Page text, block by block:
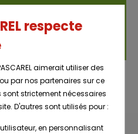
respecte
aimerait utiliser des
par nos partenaires sur ce
sont strictement nécessaires
D'autres sont utilisés pour :
en personnalisant